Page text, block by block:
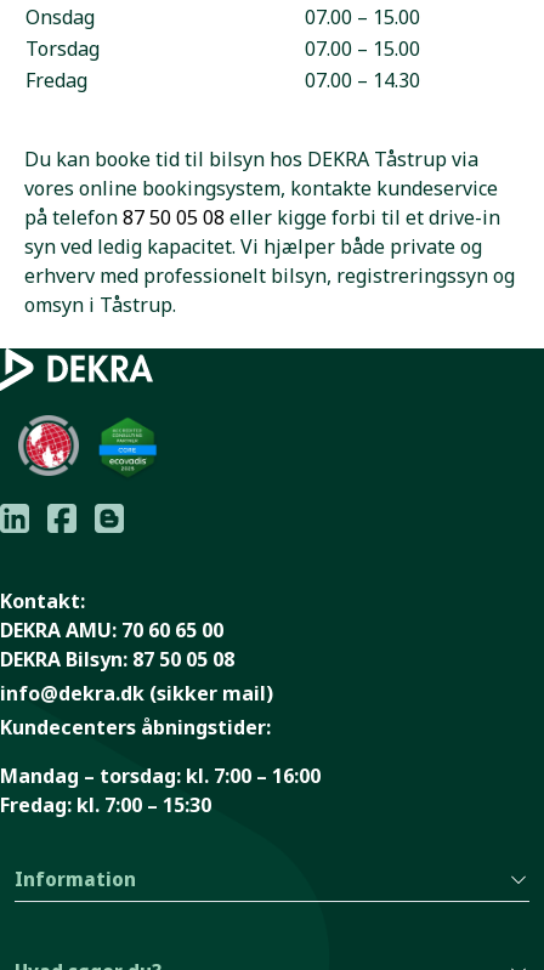
Onsdag
07.00 – 15.00
Torsdag
07.00 – 15.00
Fredag
07.00 – 14.30
Du kan booke tid til bilsyn hos DEKRA Tåstrup via
vores online bookingsystem, kontakte kundeservice
på telefon87 50 05 08 eller kigge forbi til et drive-in
syn ved ledig kapacitet. Vi hjælper både private og
erhverv med professionelt bilsyn, registreringssyn og
omsyn i Tåstrup.
Kontakt:
DEKRA AMU: 70 60 65 00
DEKRA Bilsyn: 87 50 05 08
info@dekra.dk (sikker mail)
Kundecenters åbningstider:
Mandag – torsdag: kl. 7:00 – 16:00
Fredag: kl. 7:00 – 15:30
Information